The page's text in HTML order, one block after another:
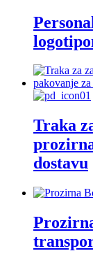
Traka
dostavu